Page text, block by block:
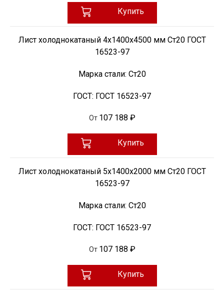
Купить
Лист холоднокатаный 4х1400х4500 мм Ст20 ГОСТ
16523-97
Марка стали: Ст20
ГОСТ: ГОСТ 16523-97
От 107 188 ₽
Купить
Лист холоднокатаный 5х1400х2000 мм Ст20 ГОСТ
16523-97
Марка стали: Ст20
ГОСТ: ГОСТ 16523-97
От 107 188 ₽
Купить